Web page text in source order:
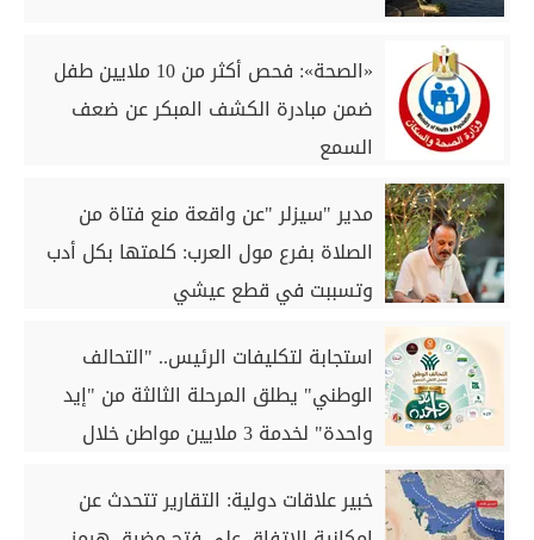
«الصحة»: فحص أكثر من 10 ملايين طفل
ضمن مبادرة الكشف المبكر عن ضعف
السمع
مدير "سيزلر "عن واقعة منع فتاة من
الصلاة بفرع مول العرب: كلمتها بكل أدب
وتسببت في قطع عيشي
استجابة لتكليفات الرئيس.. "التحالف
الوطني" يطلق المرحلة الثالثة من "إيد
واحدة" لخدمة 3 ملايين مواطن خلال
خبير علاقات دولية: التقارير تتحدث عن